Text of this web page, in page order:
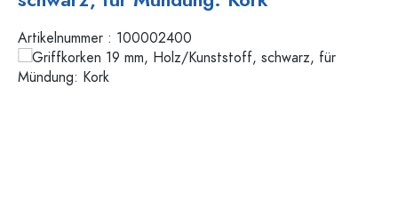
Artikelnummer : 100002400